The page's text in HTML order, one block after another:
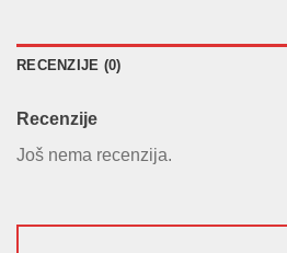
RECENZIJE (0)
Recenzije
Još nema recenzija.